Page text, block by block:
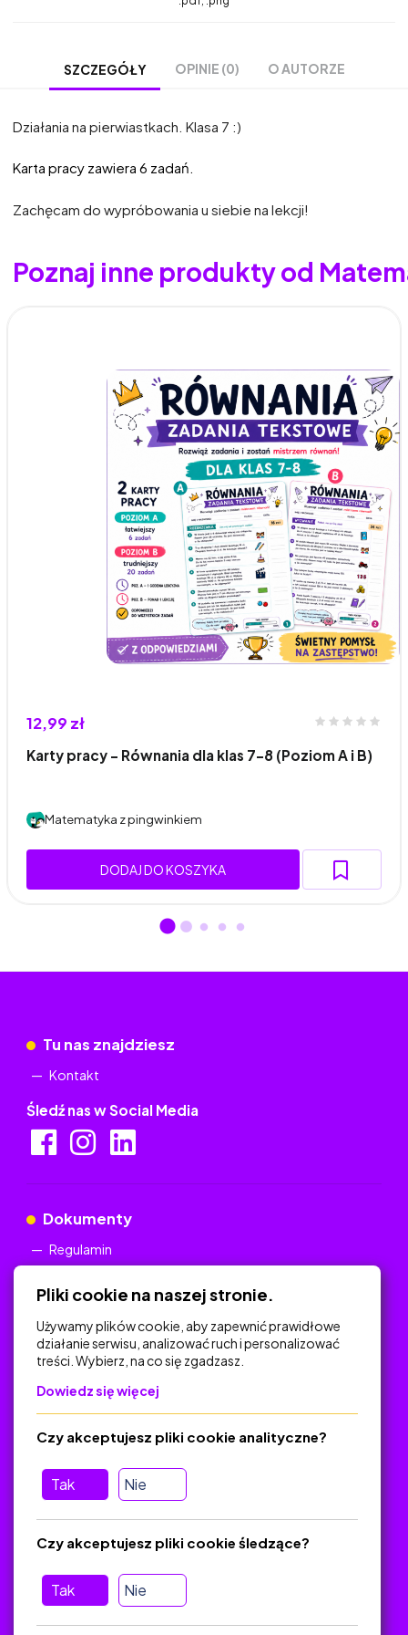
SZCZEGÓŁY OPINIE (0) O AUTORZE
Działania na pierwiastkach. Klasa 7 :)
Karta pracy zawiera 6 zadań.
Zachęcam do wypróbowania u siebie na lekcji!
Poznaj inne produkty od
12,99 zł
Karty pracy – Równania dla klas 7–8 (Poziom A i B)
Matematyka z pingwinkiem
DODAJ DO KOSZYKA
Tu nas znajdziesz
Kontakt
Śledź nas w Social Media
Dokumenty
Regulamin
Na skróty
Polityka Prywatności
Regulamin
O platformie
Baza materiałów dydaktycznych
Jak zostać autorem
FAQ
Pomoc
Pliki cookie na naszej stronie.
Używamy plików cookie, aby zapewnić prawidłowe
działanie serwisu, analizować ruch i personalizować
treści. Wybierz, na co się zgadzasz.
Dowiedz się więcej
Tak Nie
Czy akceptujesz pliki cookie analityczne?
Tak Nie
Czy akceptujesz pliki cookie śledzące?